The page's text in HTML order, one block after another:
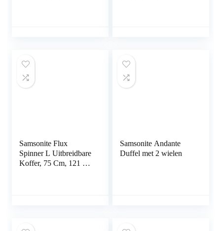
Samsonite Flux
Spinner L Uitbreidbare
Koffer, 75 Cm, 121 L,
Samsonite Andante
Duffel met 2 wielen